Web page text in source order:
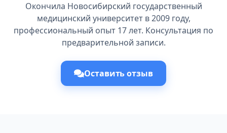
Окончила Новосибирский государственный
медицинский университет в 2009 году,
профессиональный опыт 17 лет. Консультация по
предварительной записи.
Оставить отзыв